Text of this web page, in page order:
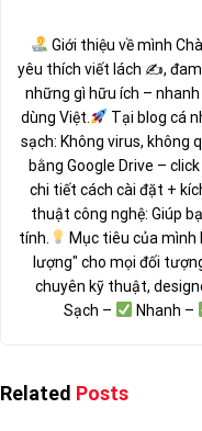
Giới thiệu về mình
yêu thích viết lách ✍,
những gì hữu ích –
dùng Việt.
Tại blog cá
sạch: Không virus, không
bằng Google Drive – click
chi tiết cách cài đặt +
thuật công nghệ: Giúp
tính.
Mục tiêu của
lượng" cho mọi đối
chuyên kỹ thuật,
Sạch –
Nhanh –
Related Posts